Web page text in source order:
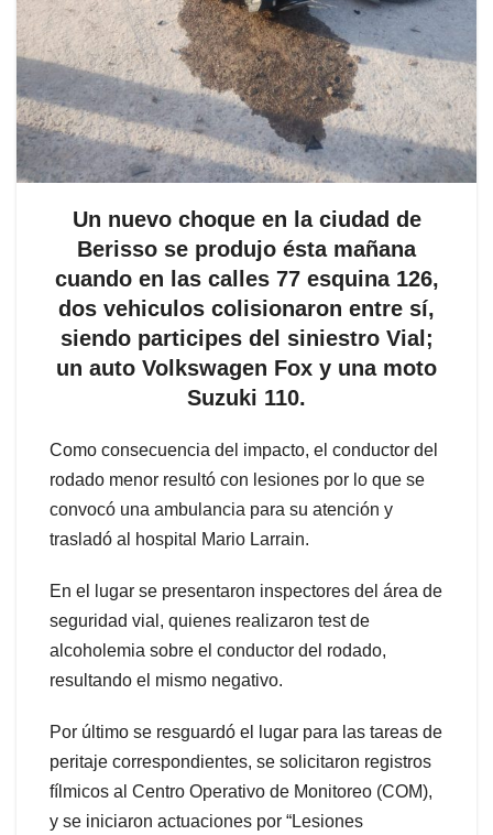
Un nuevo choque en la ciudad de
Berisso se produjo ésta mañana
cuando en las calles 77 esquina 126,
dos vehiculos colisionaron entre sí,
siendo participes del siniestro Vial;
un auto Volkswagen Fox y una moto
Suzuki 110.
Como consecuencia del impacto, el conductor del
rodado menor resultó con lesiones por lo que se
convocó una ambulancia para su atención y
trasladó al hospital Mario Larrain.
En el lugar se presentaron inspectores del área de
seguridad vial, quienes realizaron test de
alcoholemia sobre el conductor del rodado,
resultando el mismo negativo.
Por último se resguardó el lugar para las tareas de
peritaje correspondientes, se solicitaron registros
fílmicos al Centro Operativo de Monitoreo (COM),
y se iniciaron actuaciones por “Lesiones